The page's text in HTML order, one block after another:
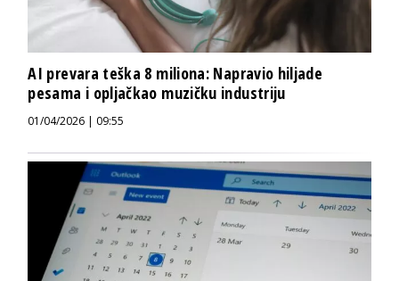
AI prevara teška 8 miliona: Napravio hiljade
pesama i opljačkao muzičku industriju
01/04/2026 | 09:55